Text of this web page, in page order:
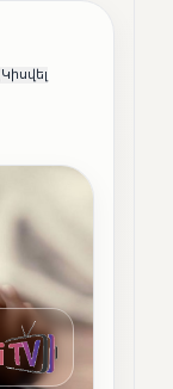
Կիսվել